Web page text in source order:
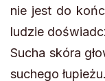
nie jest do
ludzie
Sucha skóra
suchego